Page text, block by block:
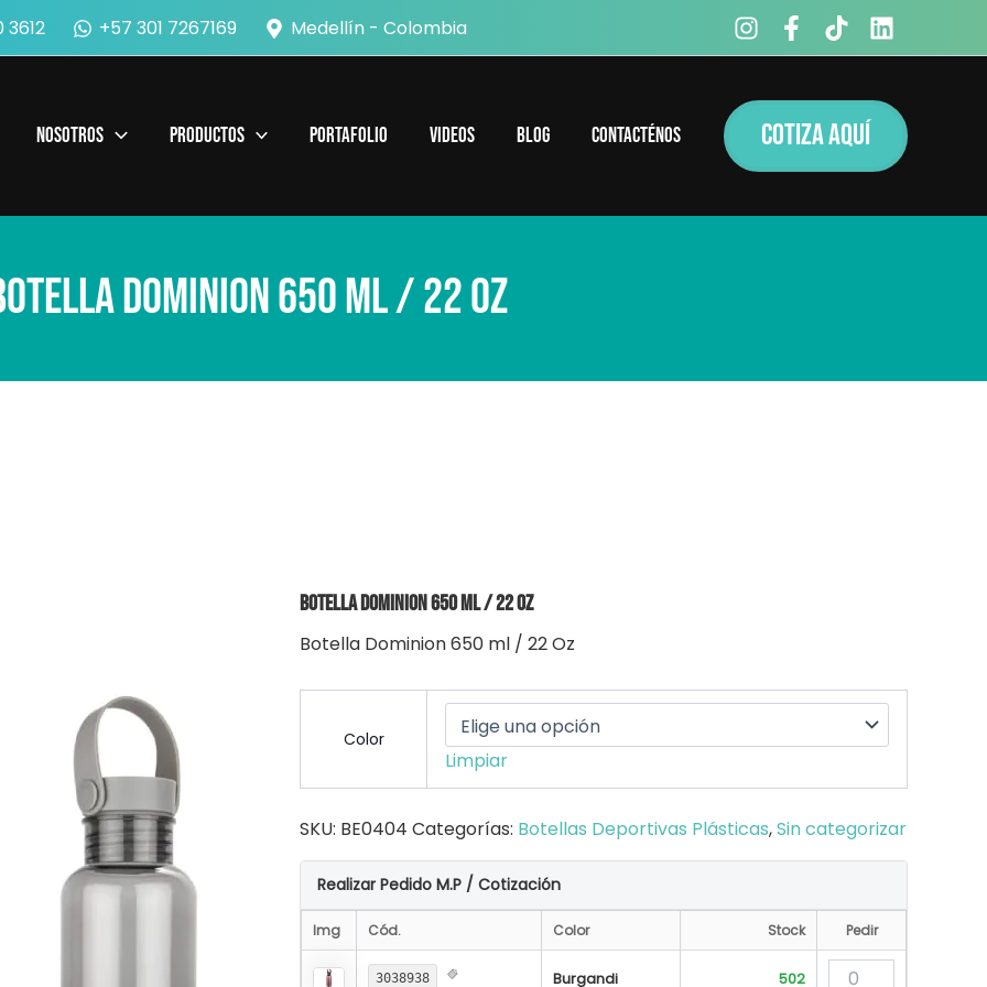
+57 301 7267169 Medellín - Colombia
Nosotros Productos Portafolio Videos Blog Contacténos COTIZA AQUÍ
Dominion 650 ml / 22 Oz
Botella Dominion 650 ml / 22 Oz
Botella Dominion 650 ml / 22 Oz
Color
Limpiar
SKU: BE0404 Categorías: Botellas Deportivas Plásticas,Sin categorizar
Realizar Pedido M.P / Cotización
Img Cód. Color Stock Pedir
3038938 Burgandi 502